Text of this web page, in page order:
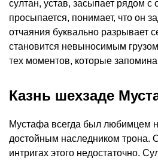
султан, устав, засыпает рядом с
просыпается, понимает, что он
отчаяния буквально разрывает
становится невыносимым
тех моментов, которые
Казнь шехзаде
Мустафа всегда был любимцем
достойным наследником трона.
интригах этого недостаточно.